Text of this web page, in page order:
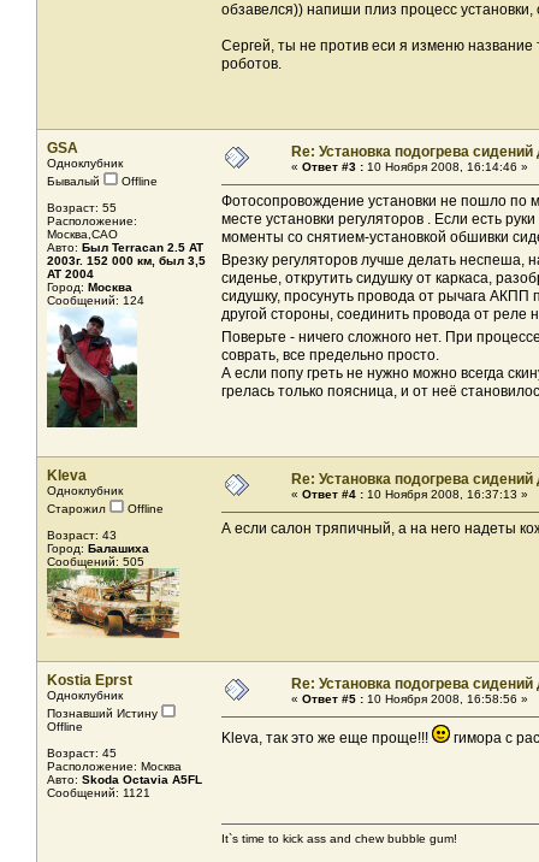
обзавелся)) напиши плиз процесс
Сергей, ты не против еси я изменю название
роботов.
GSA
Одноклубник
Бывалый
Offline
Возраст: 55
Расположение:
Москва,САО
Авто: Был Terracan 2.5 AT
2003г. 152 000 км, был 3,5
AT 2004
Город: Москва
Сообщений: 124
Re: Установка подогрева сидений
« Ответ #3 : 10 Ноября 2008, 16:14:46 »
Фотосопровождение установки не пошло по
месте установки регуляторов . Если есть
моменты со снятием-установкой обшивки
Врезку регуляторов лучше делать неспеша,
сиденье, открутить сидушку от каркаса,
сидушку, просунуть провода от рычага АКПП
другой стороны, соединить провода от реле
Поверьте - ничего сложного нет. При
соврать, все предельно просто.
А если попу греть не нужно можно всегда
грелась только поясница, и от неё
Kleva
Одноклубник
Старожил
Offline
Возраст: 43
Город: Балашиха
Сообщений: 505
Re: Установка подогрева сидений
« Ответ #4 : 10 Ноября 2008, 16:37:13 »
А если салон тряпичный, а на него надеты
Kostia Eprst
Одноклубник
Познавший Истину
Offline
Возраст: 45
Расположение: Москва
Авто: Skoda Octavia A5FL
Сообщений: 1121
Re: Установка подогрева сидений
« Ответ #5 : 10 Ноября 2008, 16:58:56 »
Kleva, так это же еще проще!!! гимора с
It`s time to kick ass and chew bubble gum!